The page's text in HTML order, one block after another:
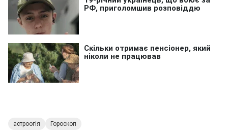
астроогія Гороскоп